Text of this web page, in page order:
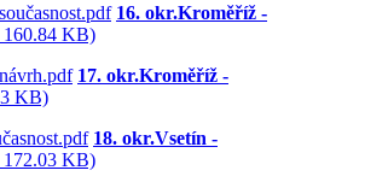
16. okr.Kroměříž -
160.84 KB)
17. okr.Kroměříž -
KB)
18. okr.Vsetín -
172.03 KB)